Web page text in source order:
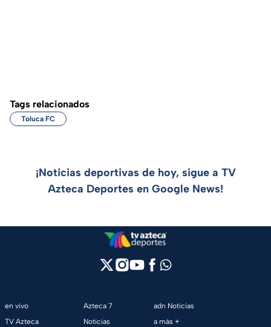
Tags relacionados
Toluca FC
¡Noticias deportivas de hoy, sigue a TV
Azteca Deportes en Google News!
en vivo
TV Azteca
Azteca 7
Noticias
adn Noticias
a más +